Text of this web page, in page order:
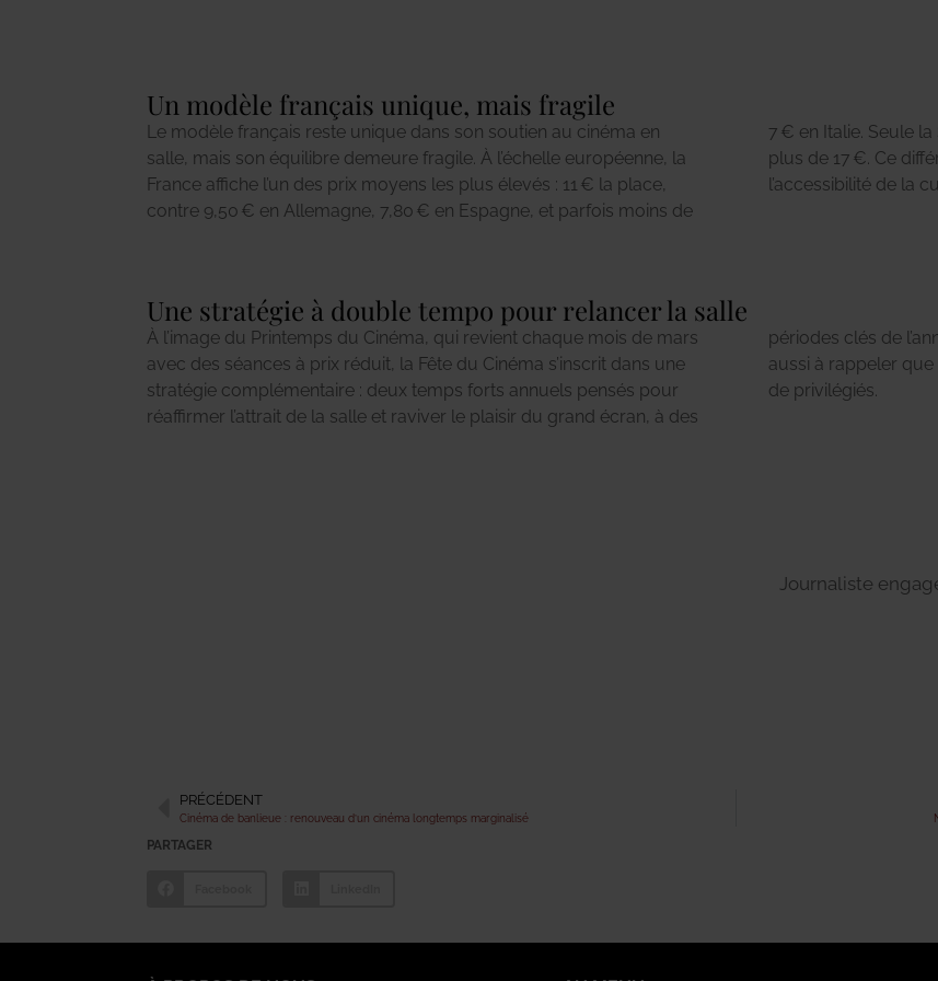
Un modèle français unique, mais fragile
Le modèle français reste unique dans son soutien au cinéma en
salle, mais son équilibre demeure fragile. À l’échelle européenne, la
France affiche l’un des prix moyens les plus élevés : 11 € la place,
contre 9,50 € en Allemagne, 7,80 € en Espagne, et parfois moins de
7 € en Italie. Seule la Suisse dépasse l’Hexagone, avec des billets à
plus de 17 €. Ce différentiel alimente un débat essentiel : celui de
l’accessibilité de la
Une stratégie à double tempo pour relancer la salle
À l’image du Printemps du Cinéma, qui revient chaque mois de mars
avec des séances à prix réduit, la Fête du Cinéma s’inscrit dans une
stratégie complémentaire : deux temps forts annuels pensés pour
réaffirmer l’attrait de la salle et raviver le plaisir du grand écran, à des
périodes clés de l’année. Un double rendez-vous populaire qui vise
aussi à rappeler que le cinéma est un bien culturel, pas un produit
de privilégiés.
Journaliste
PRÉCÉDENT
Cinéma de banlieue : renouveau d’un cinéma longtemps marginalisé
PARTAGER